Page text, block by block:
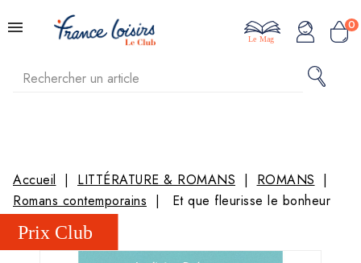
0
Le Mag
Accueil LITTÉRATURE & ROMANS
ROMANS
Romans contemporains
Et que fleurisse le bonheur